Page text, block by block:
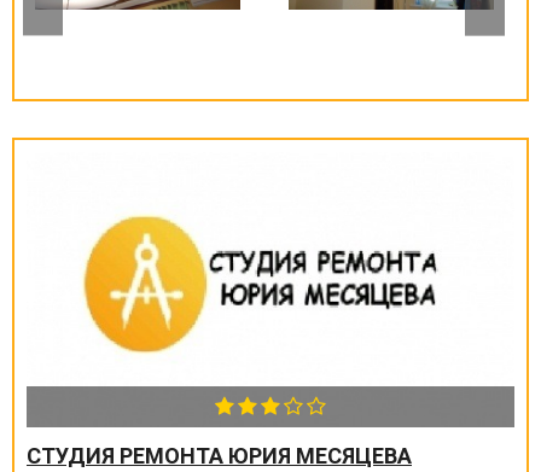
СТУДИЯ РЕМОНТА ЮРИЯ МЕСЯЦЕВА